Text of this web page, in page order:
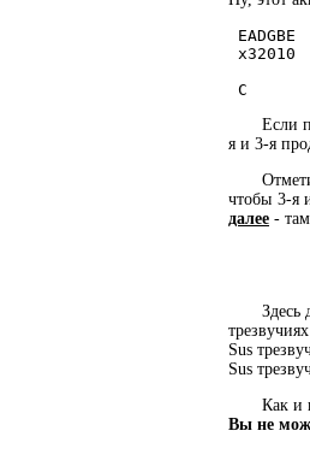
EADGBE
x32010
Если
я и 3-я
чтобы 3-я
далее -
Здесь
Sus
Sus
Как и
Вы не